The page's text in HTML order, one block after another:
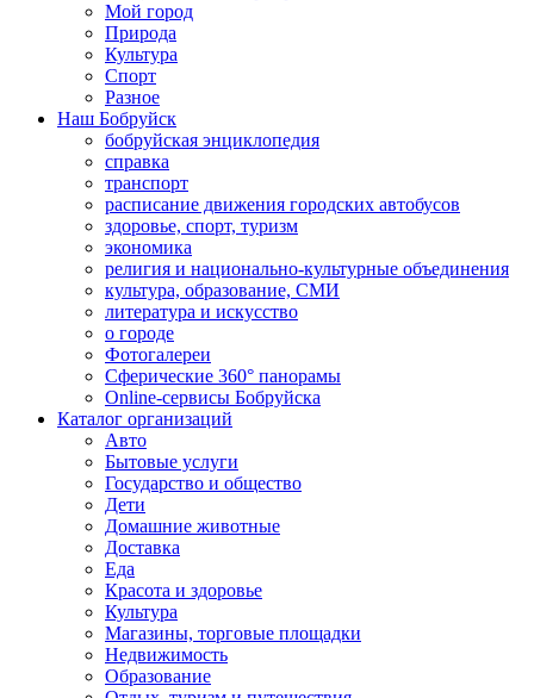
Мой город
Природа
Культура
Спорт
Разное
Наш Бобруйск
бобруйская энциклопедия
справка
транспорт
расписание движения городских автобусов
здоровье, спорт, туризм
экономика
религия и национально-культурные объединения
культура, образование, СМИ
литература и искусство
о городе
Фотогалереи
Сферические 360° панорамы
Online-сервисы Бобруйска
Каталог организаций
Авто
Бытовые услуги
Государство и общество
Дети
Домашние животные
Доставка
Еда
Красота и здоровье
Культура
Магазины, торговые площадки
Недвижимость
Образование